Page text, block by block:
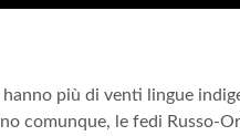
più di venti lingue
comunque, le fedi Russo-